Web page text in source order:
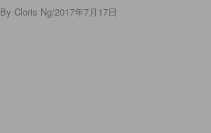
By Cloris Ng/2017年7月17日